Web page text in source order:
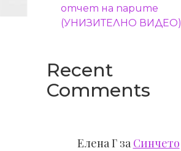
отчет на парите
(УНИЗИТЕЛНО ВИДЕО)
Recent
Comments
Елена Гза Синчето